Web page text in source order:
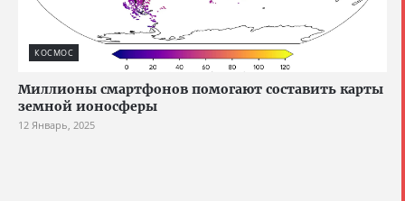
КОСМОС
Миллионы смартфонов помогают составить карты
земной ионосферы
12 Январь, 2025